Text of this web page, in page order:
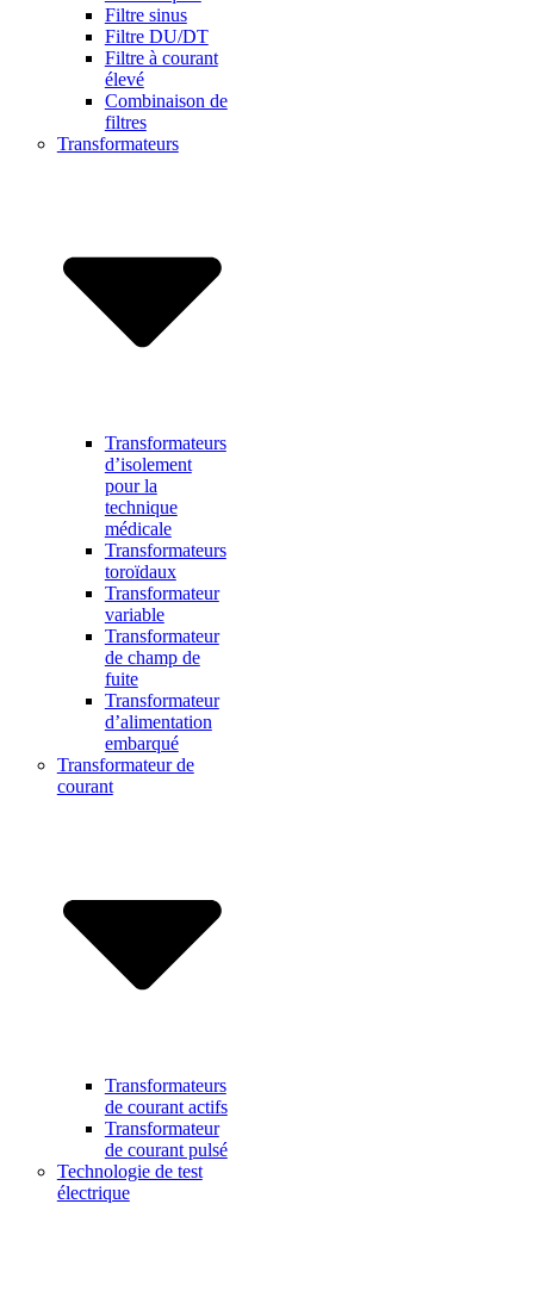
Filtre sinus
Filtre DU/DT
Filtre à courant
élevé
Combinaison de
filtres
Transformateurs
Transformateurs
d’isolement
pour la
technique
médicale
Transformateurs
toroïdaux
Transformateur
variable
Transformateur
de champ de
fuite
Transformateur
d’alimentation
embarqué
Transformateur de
courant
Transformateurs
de courant actifs
Transformateur
de courant pulsé
Technologie de test
électrique